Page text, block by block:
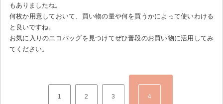
もありましたね。
何枚か用意しておいて、買い物の量や何を買うかによって使いわける
と良いですね。
お気に入りのエコバッグを見つけてぜひ普段のお買い物に活用してみ
てください。
1 2 3 4